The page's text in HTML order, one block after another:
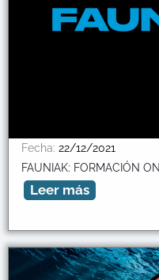
Fecha: 22/12/2021
FAUNIAK: FORMACIÓN
Leer más